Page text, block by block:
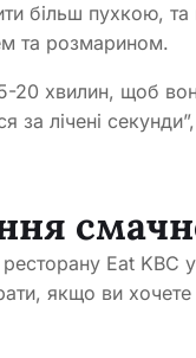
більш пухкою,
та розмарином.
хвилин, щоб
за лічені
Eat KBC у
якщо ви